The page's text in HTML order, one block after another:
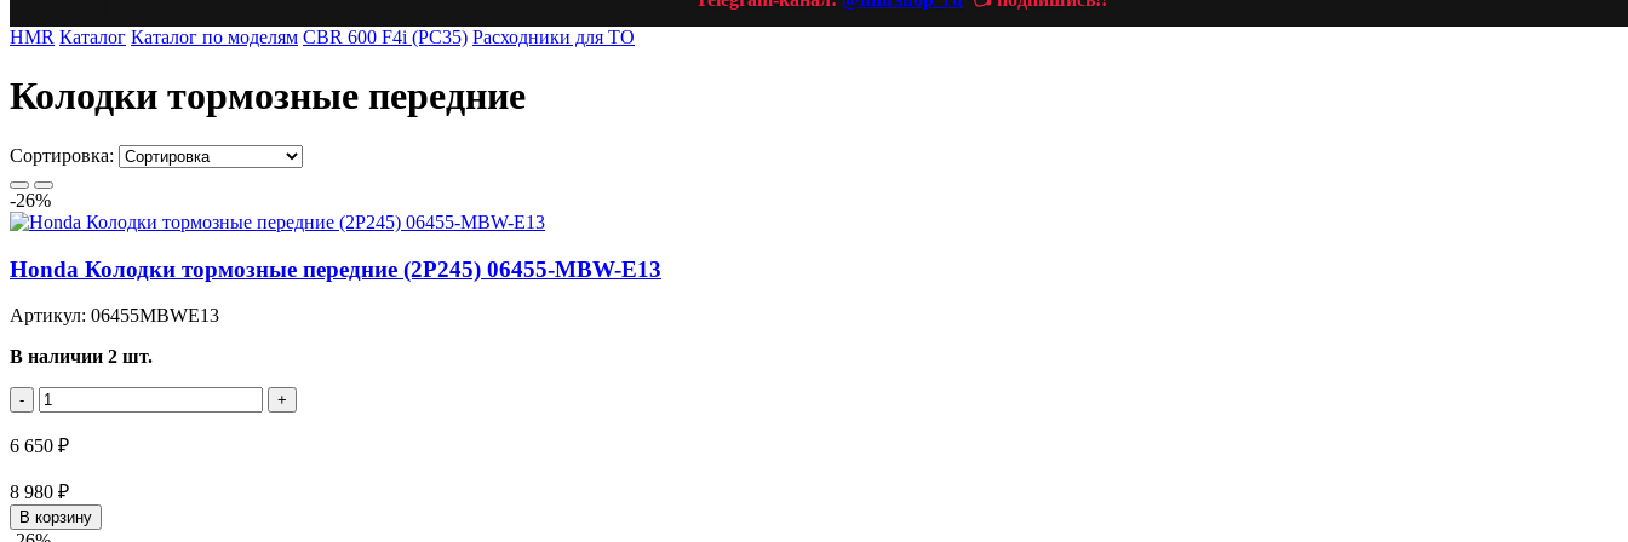
HMR Каталог Каталог по моделям CBR 600 F4i (PC35) Расходники для ТО
Колодки тормозные передние
Сортировка:
-26%
Honda Колодки тормозные передние (2P245) 06455-MBW-E13
Артикул: 06455MBWE13
В наличии 2 шт.
- +
6 650 ₽
8 980 ₽
В корзину